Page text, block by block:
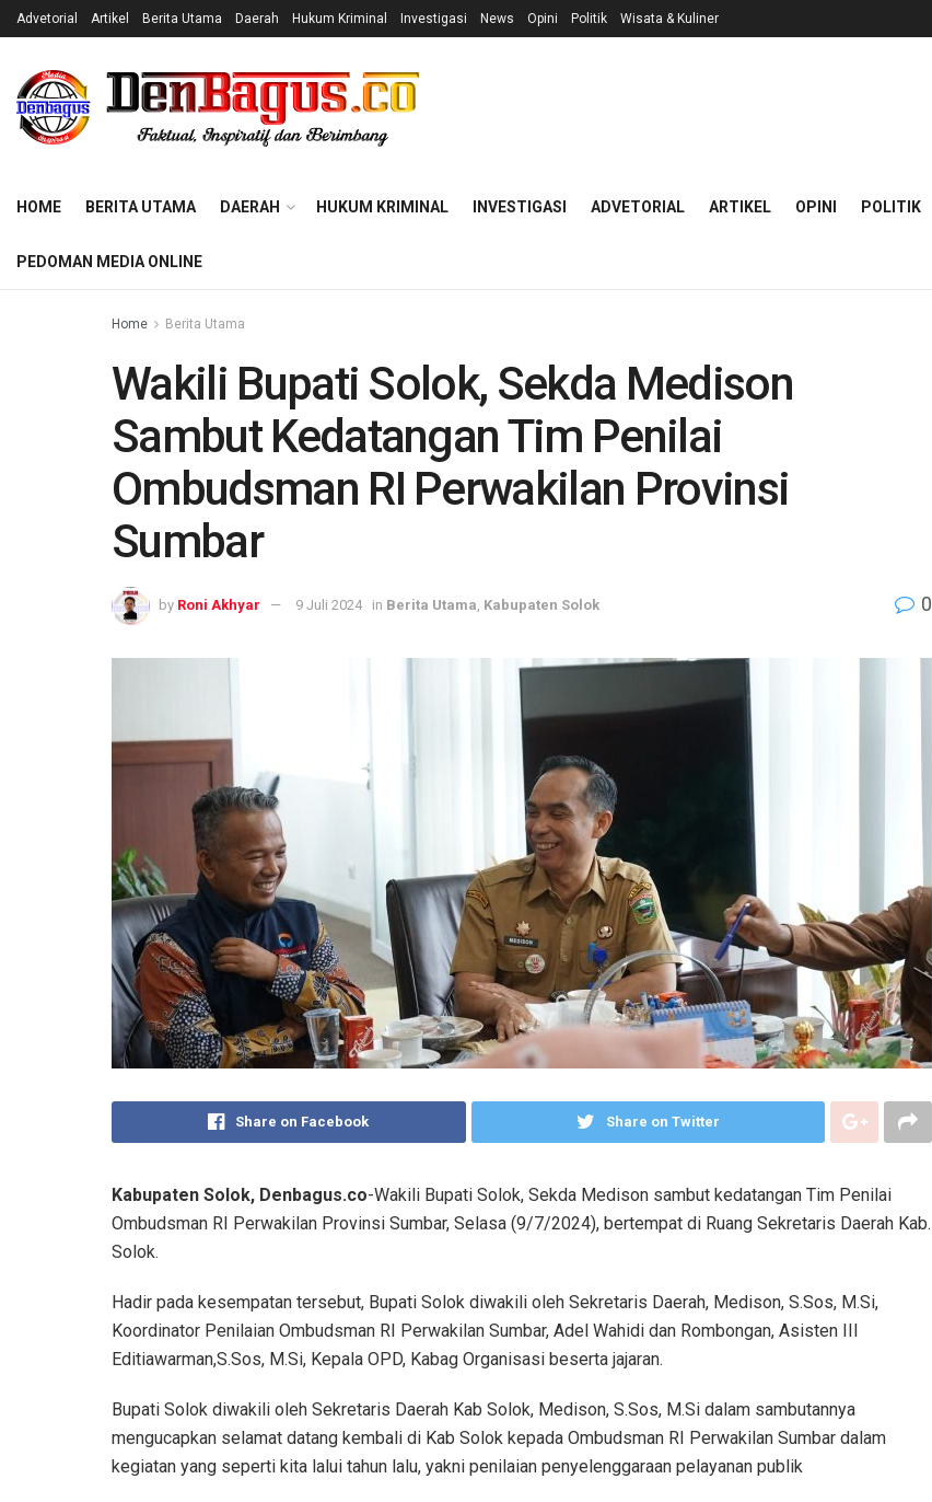
Advetorial Artikel Berita Utama Daerah Hukum Kriminal Investigasi News Opini Politik Wisata & Kuliner
HOME BERITA UTAMA DAERAH HUKUM KRIMINAL INVESTIGASI ADVETORIAL ARTIKEL OPINI POLITIK
PEDOMAN MEDIA ONLINE
Home Berita Utama
Wakili Bupati Solok, Sekda Medison
Sambut Kedatangan Tim Penilai
Ombudsman RI Perwakilan Provinsi
Sumbar
by Roni Akhyar 9 Juli 2024 in Berita Utama Kabupaten Solok 0
Share on Facebook Share on Twitter
Kabupaten Solok, Denbagus.co-Wakili Bupati Solok, Sekda Medison sambut kedatangan Tim Penilai
Ombudsman RI Perwakilan Provinsi Sumbar, Selasa (9/7/2024), bertempat di Ruang Sekretaris Daerah Kab.
Solok.
Hadir pada kesempatan tersebut, Bupati Solok diwakili oleh Sekretaris Daerah, Medison, S.Sos, M.Si,
Koordinator Penilaian Ombudsman RI Perwakilan Sumbar, Adel Wahidi dan Rombongan, Asisten III
Editiawarman,S.Sos, M.Si, Kepala OPD, Kabag Organisasi beserta jajaran.
Bupati Solok diwakili oleh Sekretaris Daerah Kab Solok, Medison, S.Sos, M.Si dalam sambutannya
mengucapkan selamat datang kembali di Kab Solok kepada Ombudsman RI Perwakilan Sumbar dalam
kegiatan yang seperti kita lalui tahun lalu, yakni penilaian penyelenggaraan pelayanan publik